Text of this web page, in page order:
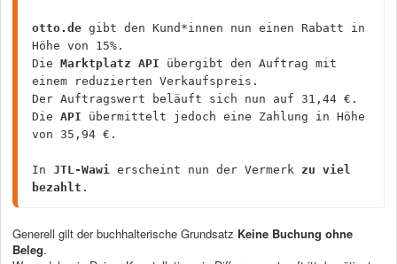
otto.de gibt den Kund*innen nun einen Rabatt in
Höhe von 15%.
Die Marktplatz API übergibt den Auftrag mit
einem reduzierten Verkaufspreis.
Der Auftragswert beläuft sich nun auf 31,44 €.
Die API übermittelt jedoch eine Zahlung in Höhe
von 35,94 €.
In JTL-Wawi erscheint nun der Vermerk zu viel
bezahlt .
Generell gilt der buchhalterische Grundsatz Keine Buchung ohne
Beleg.